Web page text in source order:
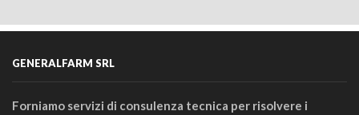
GENERALFARM SRL
Forniamo servizi di consulenza tecnica per risolvere i